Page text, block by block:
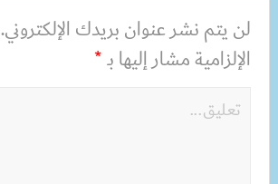
لن يتم نشر عنوان بريدك الإلكتروني.
الإلزامية مشار إليها بـ*